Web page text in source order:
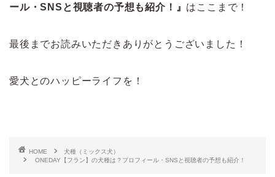
ール・SNSと視聴者の予想も紹介！
』 はここまで！
最後までお読みいただきありがとうございました！
愛犬とのハッピーライフを！
HOME
犬種（ミックス犬）
ONEDAY【フラン】の犬種は？プロフィール・SNSと視聴者の予想も紹介！